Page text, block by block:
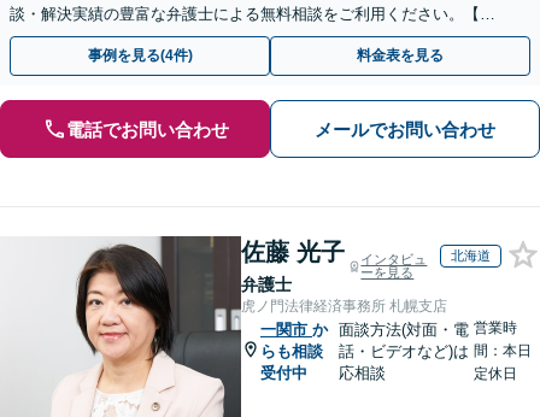
談・解決実績の豊富な弁護士による無料相談をご利用ください。【不
倫相談は初回0円】【全国対応】
事例を見る(4件) 料金表を見る
電話でお問い合わせ メールでお問い合わせ
佐藤 光子
弁護士
インタビュ
ーを見る
北海道
虎ノ門法律経済事務所 札幌支店
一関市 か
らも相談
受付中
面談方法(対面・電
話・ビデオなど)は
応相談
営業時
間：本日
定休日